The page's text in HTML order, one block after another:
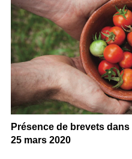
Présence de brevets
25 mars 2020